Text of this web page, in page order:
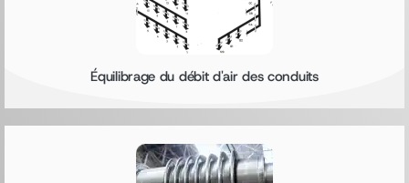
Équilibrage du débit d'air des conduits